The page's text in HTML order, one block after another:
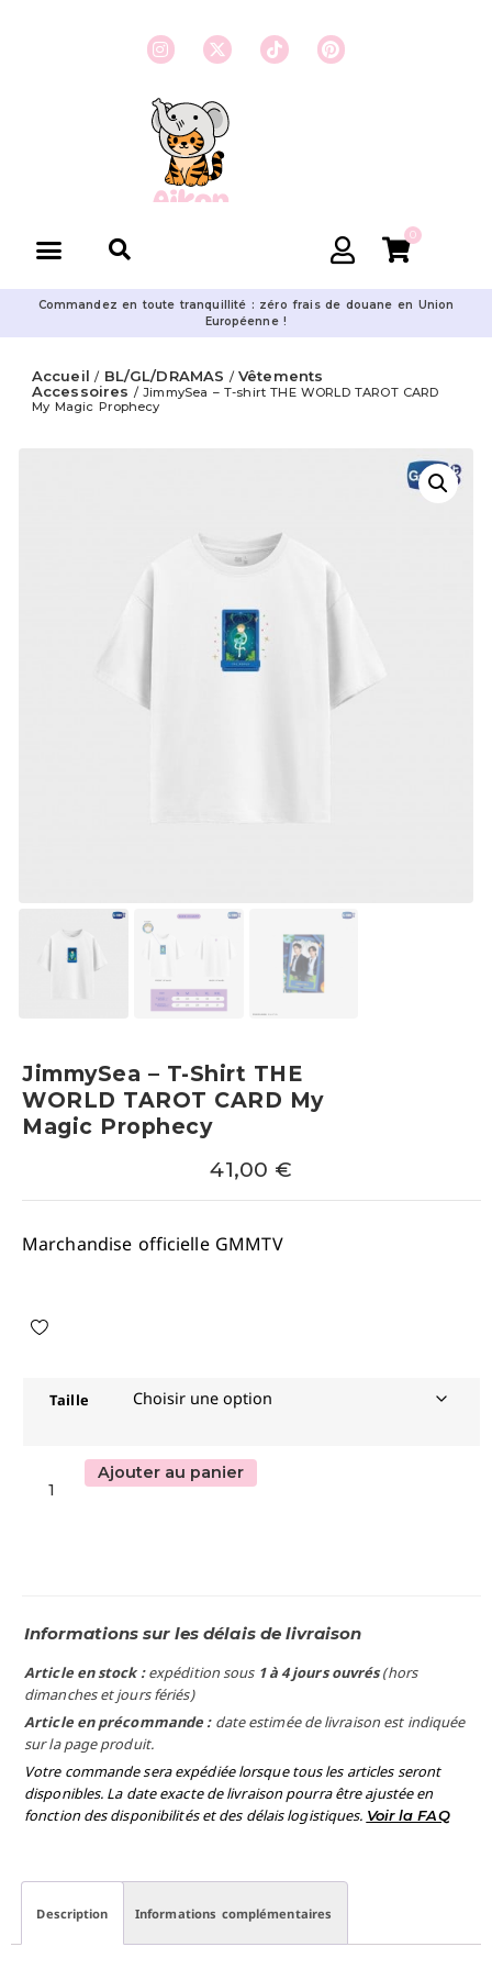
0
Commandez en toute tranquillité : zéro frais de douane en Union
Européenne !
Accueil / BL/GL/DRAMAS /Vêtements
Accessoires / JimmySea – T-shirt THE WORLD TAROT CARD
My Magic Prophecy
JimmySea – T-Shirt THE
WORLD TAROT CARD My
Magic Prophecy
41,00 €
Marchandise officielle GMMTV
Taille
Ajouter au panier
Informations sur les délais de livraison
Article en stock :expédition sous 1 à 4 jours ouvrés(hors
dimanches et jours fériés)
Article en précommande : date estimée de livraison est indiquée
sur la page produit.
Votre commande sera expédiée lorsque tous les articles seront
disponibles. La date exacte de livraison pourra être ajustée en
fonction des disponibilités et des délais logistiques. Voir la FAQ
Description Informations complémentaires